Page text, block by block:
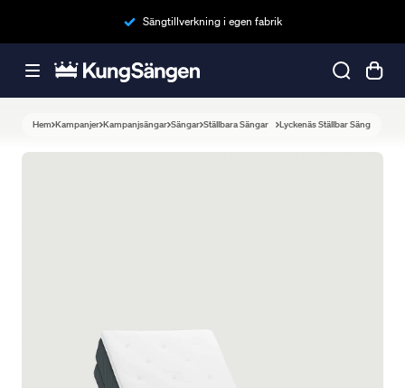
Sängtillverkning i egen fabrik
Hem Kampanjer Kampanjsängar Sängar Ställbara Sängar Lyckenäs Ställbar Säng